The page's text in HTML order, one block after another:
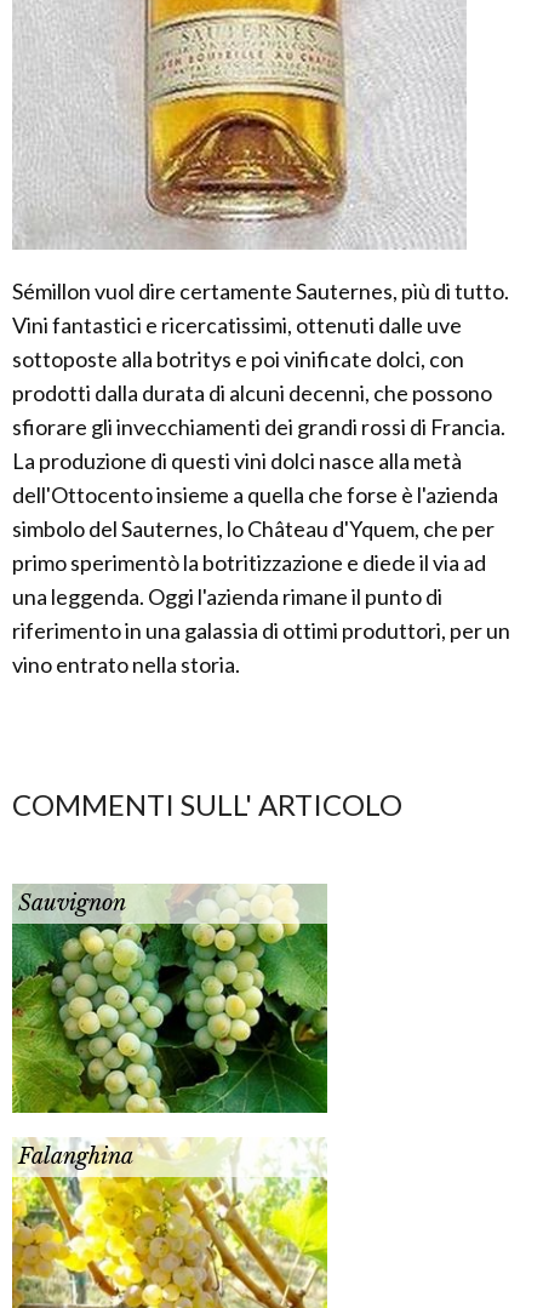
Sémillon vuol dire certamente Sauternes, più di tutto.
Vini fantastici e ricercatissimi, ottenuti dalle uve
sottoposte alla botritys e poi vinificate dolci, con
prodotti dalla durata di alcuni decenni, che possono
sfiorare gli invecchiamenti dei grandi rossi di Francia.
La produzione di questi vini dolci nasce alla metà
dell'Ottocento insieme a quella che forse è l'azienda
simbolo del Sauternes, lo Château d'Yquem, che per
primo sperimentò la botritizzazione e diede il via ad
una leggenda. Oggi l'azienda rimane il punto di
riferimento in una galassia di ottimi produttori, per un
vino entrato nella storia.
COMMENTI SULL' ARTICOLO
Sauvignon
Falanghina